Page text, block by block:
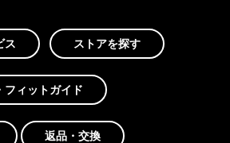
ス ストアを探す
フィットガイド
返品・交換